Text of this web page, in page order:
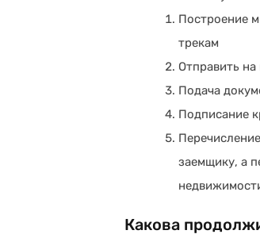
Построение
трекам
Отправить
Подача
Подписание
заемщику, а
Какова